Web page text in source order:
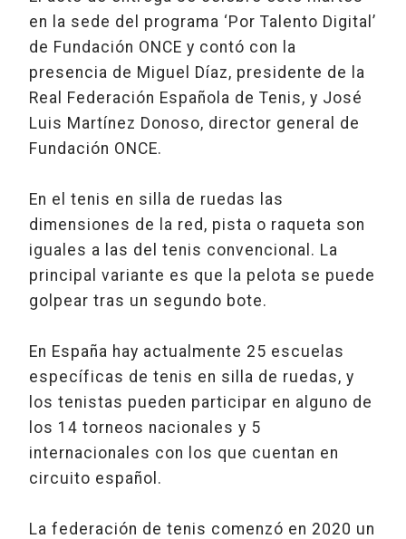
en la sede del programa ‘Por Talento Digital’
de Fundación ONCE y contó con la
presencia de Miguel Díaz, presidente de la
Real Federación Española de Tenis, y José
Luis Martínez Donoso, director general de
Fundación ONCE.
En el tenis en silla de ruedas las
dimensiones de la red, pista o raqueta son
iguales a las del tenis convencional. La
principal variante es que la pelota se puede
golpear tras un segundo bote.
En España hay actualmente 25 escuelas
específicas de tenis en silla de ruedas, y
los tenistas pueden participar en alguno de
los 14 torneos nacionales y 5
internacionales con los que cuentan en
circuito español.
La federación de tenis comenzó en 2020 un